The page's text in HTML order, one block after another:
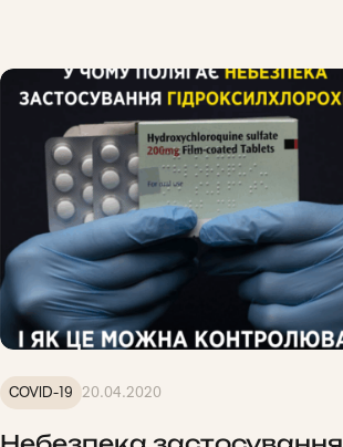
COVID-19 20.04.2020